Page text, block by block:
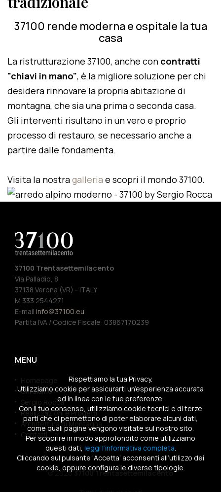
37100 rende moderna e ospitale la tua
casa
La ristrutturazione 37100, anche con contratti
"chiavi in mano", è la migliore soluzione per chi
desidera rinnovare la propria abitazione di
montagna, che sia una prima o seconda casa.
Gli interventi risultano in un vero e proprio
processo di restauro, se necessario anche a
partire dalle fondamenta.
Visita la nostragalleria e scopri il mondo 37100.
37100 Trentasettemilacento
Via Palladio, 8
37138 Verona (VR) - ITALY
M 333 2544271
E-mail info@37100.eu
Partita IVA / Codice Fiscale: 03867170239
MENU
Homepage
Chi siamo
Sergio Rocca
Realizzazioni e Progetti
Architettura di Montagna
Contatti
© 202637100 Trentasettemilacento
Rispettiamo la tua Privacy.
Utilizziamo cookie per assicurarti un’esperienza accurata
ed in linea con le tue preferenze.
Con il tuo consenso, utilizziamo cookie tecnici e di terze
parti che ci permettono di poter elaborare alcuni dati,
come quali pagine vengono visitate sul nostro sito.
Per scoprire in modo approfondito come utilizziamo
questi dati, leggi l’informativa completa.
Cliccando sul pulsante ‘Accetta’ acconsenti all’utilizzo dei
cookie, oppure configura le diverse tipologie.